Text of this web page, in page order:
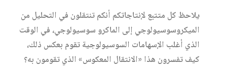
يلاحظ كل متتبع لإنتاجاتكم أنكم تنتقلون في التحليل من
الميكروسوسيولوجي إلى الماكرو سوسيولوجي، في الوقت
الذي أغلب الإسهامات السوسيولوجية تقوم بعكس ذلك،
كيف تفسرون هذا «الانتقال المعكوس» الذي تقومون به؟